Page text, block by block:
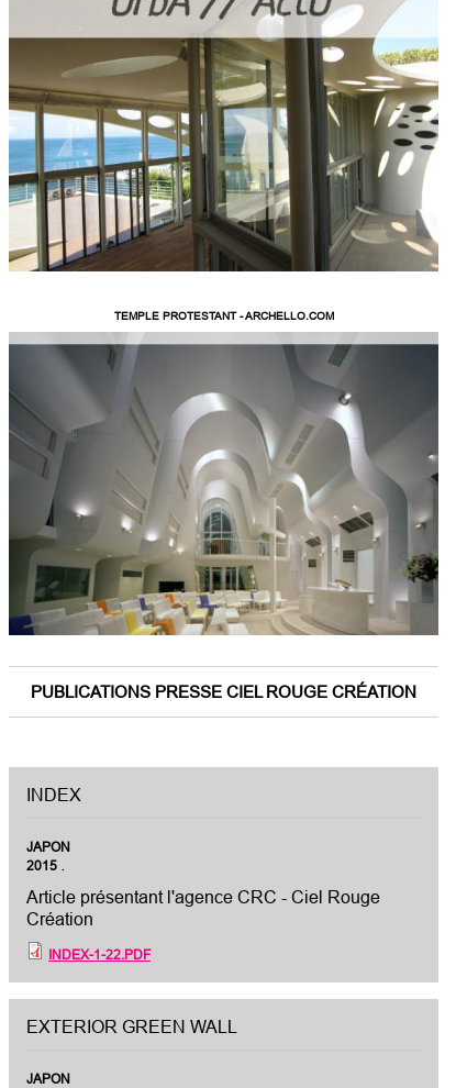
TEMPLE PROTESTANT - ARCHELLO.COM
PUBLICATIONS PRESSE CIEL ROUGE CRÉATION
INDEX
JAPON
2015
Article présentant l'agence CRC - Ciel Rouge
Création
INDEX-1-22.PDF
EXTERIOR GREEN WALL
JAPON